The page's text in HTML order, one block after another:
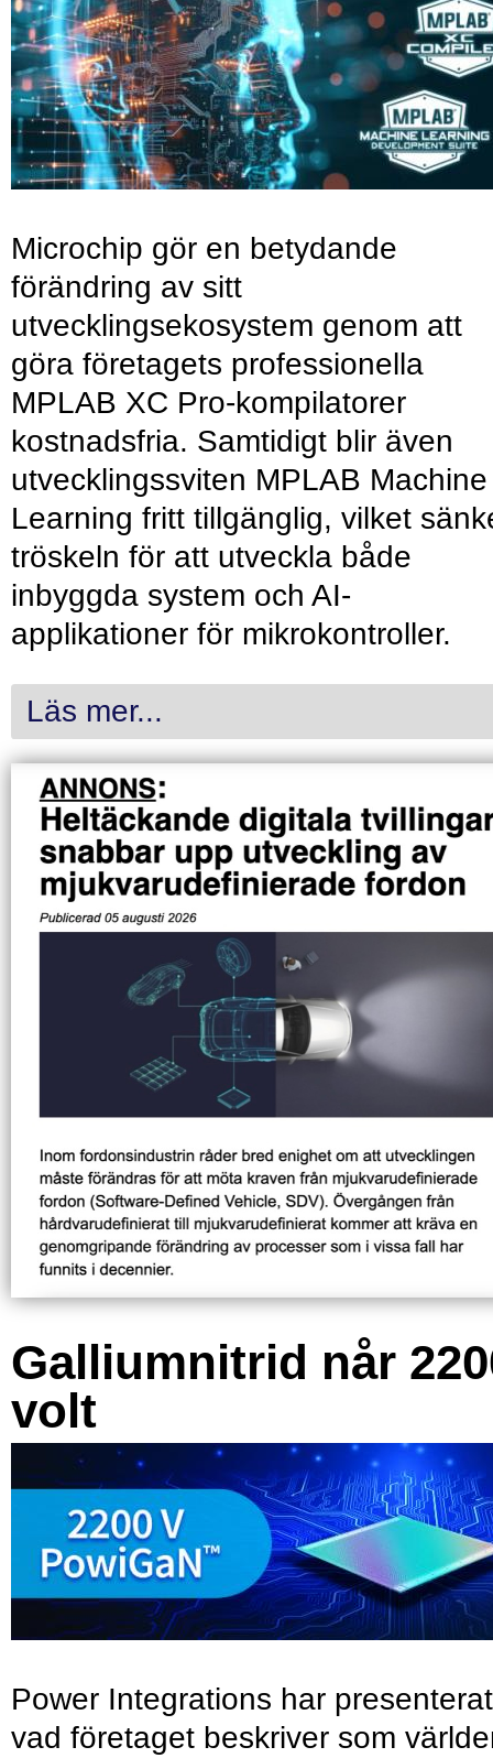
Microchip gör en betydande
förändring av sitt
utvecklingsekosystem genom att
göra företagets professionella
MPLAB XC Pro-kompilatorer
kostnadsfria. Samtidigt blir även
utvecklingssviten MPLAB Machine
Learning fritt tillgänglig, vilket
tröskeln för att utveckla både
inbyggda system och AI-
applikationer för mikrokontroller.
Läs mer...
Galliumnitrid når
volt
Power Integrations har presenterat
vad företaget beskriver som